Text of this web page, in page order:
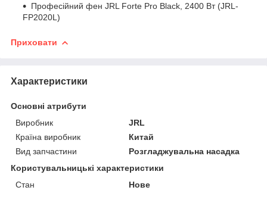
Професійний фен JRL Forte Pro Black, 2400 Вт (JRL-
FP2020L)
Приховати
Характеристики
Основні атрибути
Виробник
JRL
Країна виробник
Китай
Вид запчастини
Розгладжувальна насадка
Користувальницькі характеристики
Стан
Нове